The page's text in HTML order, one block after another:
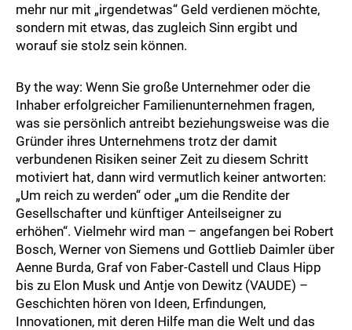
mehr nur mit „irgendetwas“ Geld verdienen möchte,
sondern mit etwas, das zugleich Sinn ergibt und
worauf sie stolz sein können.
By the way: Wenn Sie große Unternehmer oder die
Inhaber erfolgreicher Familienunter­nehmen fragen,
was sie persönlich antreibt beziehungsweise was die
Gründer ihres Unternehmens trotz der damit
verbundenen Risiken seiner Zeit zu diesem Schritt
motiviert hat, dann wird vermutlich keiner antworten:
„Um reich zu werden“ oder „um die Rendite der
Gesellschafter und künftiger Anteilseigner zu
erhöhen“. Vielmehr wird man – angefangen bei Robert
Bosch, Werner von Siemens und Gottlieb Daimler über
Aenne Burda, Graf von Faber-Castell und Claus Hipp
bis zu Elon Musk und Antje von Dewitz (VAUDE) –
Geschichten hören von Ideen, Erfindungen,
Innovationen, mit deren Hilfe man die Welt und das